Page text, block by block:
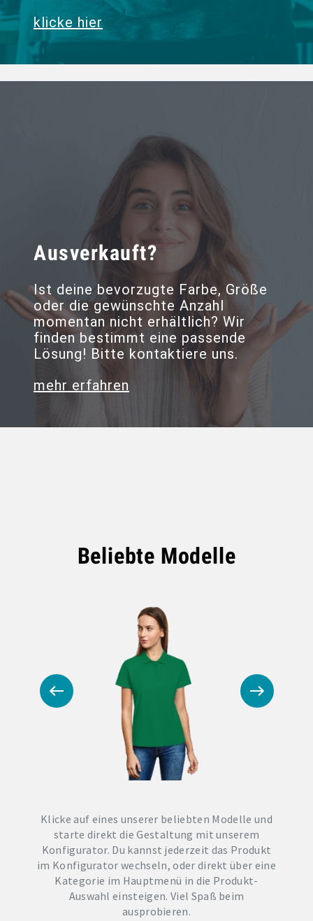
klicke hier
Ausverkauft?
Ist deine bevorzugte Farbe, Größe
oder die gewünschte Anzahl
momentan nicht erhältlich? Wir
finden bestimmt eine passende
Lösung! Bitte kontaktiere uns.
mehr erfahren
Beliebte Modelle
Klicke auf eines unserer beliebten Modelle und
starte direkt die Gestaltung mit unserem
Konfigurator. Du kannst jederzeit das Produkt
im Konfigurator wechseln, oder direkt über eine
Kategorie im Hauptmenü in die Produkt-
Auswahl einsteigen. Viel Spaß beim
ausprobieren.